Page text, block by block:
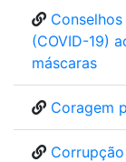
(COVID-19)
máscaras
Coragem